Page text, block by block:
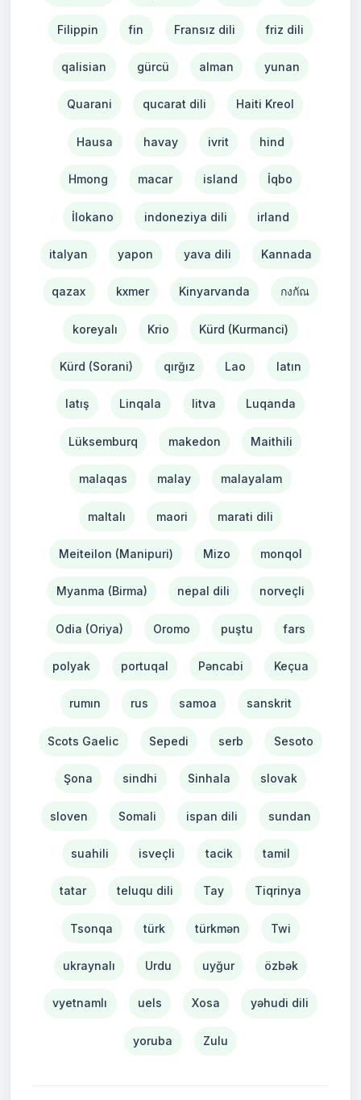
Filippin fin Fransız dili friz dili
qalisian gürcü alman yunan
Quarani qucarat dili Haiti Kreol
Hausa havay ivrit hind
Hmong macar island İqbo
İlokano indoneziya dili irland
italyan yapon yava dili Kannada
qazax kxmer Kinyarvanda กงกัณ
koreyalı Krio Kürd (Kurmanci)
Kürd (Sorani) qırğız Lao latın
latış Linqala litva Luqanda
Lüksemburq makedon Maithili
malaqas malay malayalam
maltalı maori marati dili
Meiteilon (Manipuri) Mizo monqol
Myanma (Birma) nepal dili norveçli
Odia (Oriya) Oromo puştu fars
polyak portuqal Pəncabi Keçua
rumın rus samoa sanskrit
Scots Gaelic Sepedi serb Sesoto
Şona sindhi Sinhala slovak
sloven Somali ispan dili sundan
suahili isveçli tacik tamil
tatar teluqu dili Tay Tiqrinya
Tsonqa türk türkmən Twi
ukraynalı Urdu uyğur özbək
vyetnamlı uels Xosa yəhudi dili
yoruba Zulu